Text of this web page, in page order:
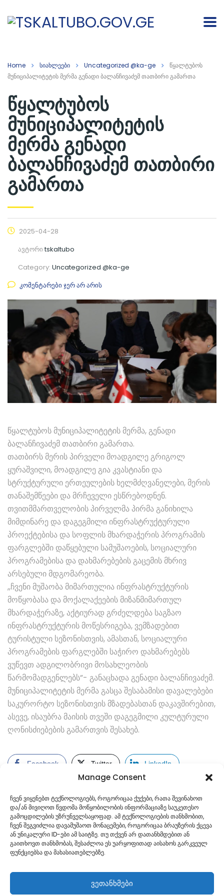
Manage Consent
ჩვენ ვიყენებთ ტექნოლოგიებს, როგორიცაა ქუქები, რათა შევინახოთ
და/ან მივიღოთ წვდომა მოწყობილობის ინფორმაციაზე საუკეთესო
გამოცდილების უზრუნველსაყოფად. ამ ტექნოლოგიების თანხმობით,
ჩვენ შეგვიძლია დავამუშაოთ მონაცემები, როგორიცაა ბრაუზერის ქცევა
ან უნიკალური ID-ები ამ საიტზე. თუ თქვენ არ დათანხმდებით ან
გაითხოვთ თანხმობას, შესაძლოა ეს უარყოფითად აისახოს გარკვეულ
ფუნქციებსა და მახასიათებლებზე.
ვეთანხმები
Home სიახლეები Uncategorized @ka-ge
წყალტუბოს
მუნიციპალიტეტის მერმა გენადი ბალანჩივაძემ თათბირი გამართა
წყალტუბოს
მუნიციპალიტეტის
მერმა გენადი
ბალანჩივაძემ თათბირი
გამართა
2025-04-28
ავტორიtskaltubo
Category: Uncategorized @ka-ge
კომენტარები ჯერ არ არის
წყალტუბოს მუნიციპალიტეტის მერმა, გენადი
ბალანჩივაძემ თათბირი გამართა.
თათბირს მერის პირველი მოადგილე გრიგოლ
ყურაშვილი, მოადგილე გია კვასტიანი და
სტრუქტურული ერთეულების ხელმძღვანელები, მერის
თანაშემწეები და მრჩეველი ესწრებოდნენ.
თვითმმართველობის პირველმა პირმა განიხილა
მიმდინარე და დაგეგმილი ინფრასტრუქტურული
პროექტებისა და სოფლის მხარდაჭერის პროგრამის
ფარგლებში დაწყებული სამუშაოების, სოციალური
პროგრამებისა და დახმარებების გაცემის მხრივ
არსებული მდგომარეობა.
,,ჩვენი მუშაობა მიმართულია ინფრასტრუქტურის
მოწყობასა და მოქალაქეების მიზანმიმართულ
მხარდაჭერაზე, აქტიურად გრძელდება საგზაო
ინფრასტრუქტურის მოწესრიგება, ვემზადებით
ტურისტული სეზონისთვის, ამასთან, სოციალური
პროგრამების ფარგლებში საჭირო დახმარებებს
ვუწევთ ადგილობრივი მოსახლეობის
წარმომადგენლებს”- განაცხადა გენადი ბალანჩივაძემ.
მუნიციპალიტეტის მერმა გასცა შესაბამისი დავალებები
საკურორტო სეზონისთვის მზადებასთან დაკავშირებით,
ასევე, ისაუბრა მაისის თვეში დაგეგმილი კულტურული
ღონისძიებების გამართვის შესახებ.
Facebook Twitter LinkedIn